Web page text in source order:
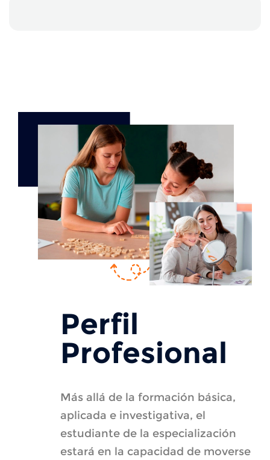
Perfil
Profesional
Más allá de la formación básica,
aplicada e investigativa, el
estudiante de la especialización
estará en la capacidad de moverse